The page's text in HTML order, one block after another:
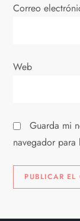
r
d
s
Correo
Web
Guarda mi
navegador